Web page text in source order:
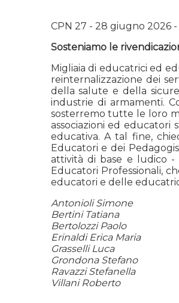
CPN 27 - 28 giugno 2026 -
Sosteniamo le
Migliaia di educatrici ed
reinternalizzazione dei
della salute e della
industrie di armamenti.
sosterremo tutte le loro
associazioni ed
educativa. A tal fine,
Educatori e dei
attività di base e ludico -
Educatori Professionali,
educatori e delle
Antonioli Simone
Bertini Tatiana
Bertolozzi Paolo
Erinaldi Erica Maria
Grasselli Luca
Grondona Stefano
Ravazzi Stefanella
Villani Roberto